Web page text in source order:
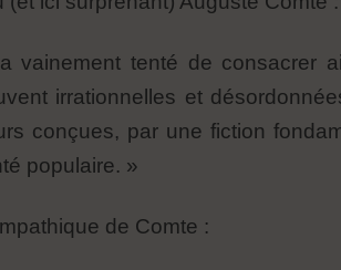
vainement tenté de
irrationnelles et
conçues, par une fiction
populaire. »
de Comte :